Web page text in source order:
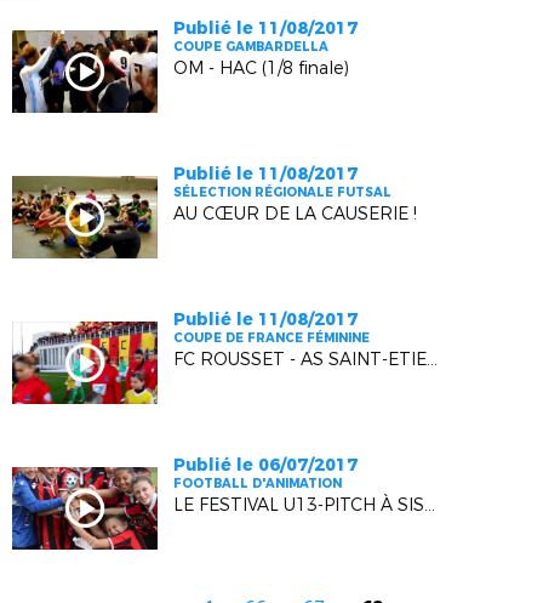
Publié le 11/08/2017
COUPE GAMBARDELLA
OM - HAC (1/8 finale)
Publié le 11/08/2017
SÉLECTION RÉGIONALE FUTSAL
AU CŒUR DE LA CAUSERIE !
Publié le 11/08/2017
COUPE DE FRANCE FÉMININE
FC ROUSSET - AS SAINT-ETIENNE (1/8 FINALE)
Publié le 06/07/2017
FOOTBALL D'ANIMATION
LE FESTIVAL U13-PITCH À SISTERON